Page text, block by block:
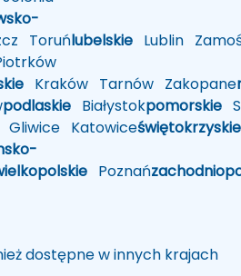
Toruńlubelskie Lublin
Kraków Tarnów Zakopane
podlaskie Białystokpomorskie
Gliwice Katowiceświętokrzyskie
Poznań
dostępne w innych krajach